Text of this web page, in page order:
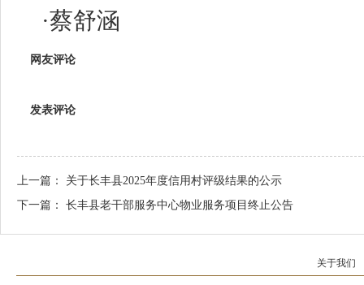
·蔡舒涵
网友评论
发表评论
上一篇： 关于长丰县2025年度信用村评级结果的公示
下一篇： 长丰县老干部服务中心物业服务项目终止公告
关于我们